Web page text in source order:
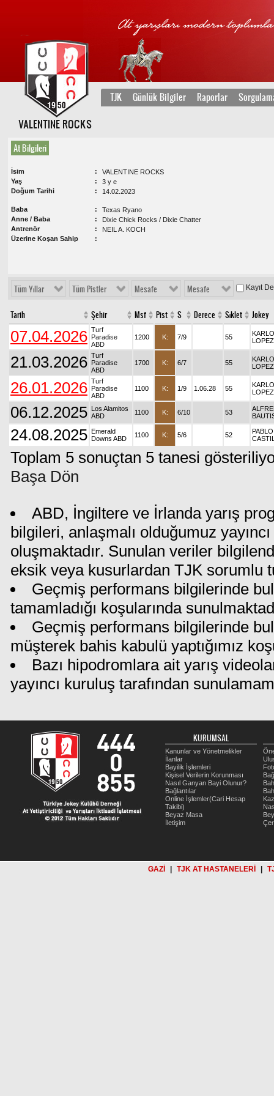
TJK Günlük Bilgiler Raporlar
VALENTINE ROCKS
At Bilgileri
İsim
VALENTINE ROCKS
Yaş
3 y e
Doğum Tarihi
14.02.2023
Baba
Texas Ryano
Anne / Baba
Dixie Chick Rocks / Dixie Chatter
Antrenör
NEIL A. KOCH
Üzerine Koşan Sahip
Tüm Yıllar Tüm Pistler Mesafe Mesafe Kayıt
Tarih Şehir Msf Pist S Derece Sıklet Jokey
07.04.2026 Turf
Paradise
ABD
1200 K: 7/9 55
KARLO
LOPEZ
21.03.2026 Turf
Paradise
ABD
1700 K: 6/7 55
KARLO
LOPEZ
26.01.2026 Turf
Paradise
ABD
1100 K: 1/9 1.06.28 55
KARLO
LOPEZ
06.12.2025 Los Alamitos
ABD
1100 K: 6/10 53
24.08.2025 Emerald
Downs ABD
1100 K: 5/6 52
Toplam 5 sonuçtan 5 tanesi
Başa Dön
ABD, İngiltere ve İrlanda yarış
bilgileri, anlaşmalı olduğumuz
oluşmaktadır. Sunulan veriler
eksik veya kusurlardan TJK sorumlu
Geçmiş performans bilgilerinde
tamamladığı koşularında
Geçmiş performans bilgilerinde
müşterek bahis kabulü yaptığımız
Bazı hipodromlara ait yarış
yayıncı kuruluş tarafından
KURUMSAL
Kanunlar ve Yönetmelikler
İlanlar
Bayilik İşlemleri
Kişisel Verilerin Korunması
Nasıl Ganyan Bayi Olunur?
Bağlantılar
Online İşlemler(Cari Hesap
Takibi)
Beyaz Masa
İletişim
GAZİ TJK AT HASTANELERİ